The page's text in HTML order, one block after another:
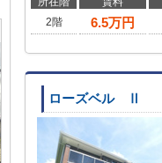
2階
6.5万円
ローズベル Ⅱ